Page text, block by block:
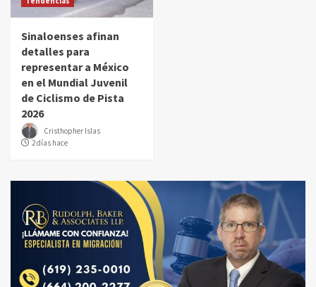
Sinaloenses afinan
detalles para
representar a México
en el Mundial Juvenil
de Ciclismo de Pista
2026
Cristhopher Islas
2 días hace